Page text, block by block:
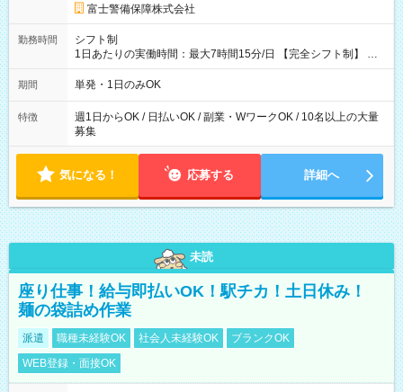
時間の場合、時給3,490円） ------------------------------------------ よ
り上位の資格取得やリーダー手当を取得すると ”さらに”加算さ
れます！ ※日当支給時振込手数料等は一切ありません。 【試用
期間】試用期間なし
富士警備保障株式会社
勤務時間
シフト制
1日あたりの実働時間：最大7時間15分/日 【完全シフト制】 例
(1) 8：00~17:00（休憩１h） 例(2) 13:00~16:00（早上がりでも
全額支給！） 例(3) 21:00~5:00（夜勤なら日当1.25倍！！）
期間 単発・1日のみOK
特徴
週1日からOK / 日払いOK / 副業・WワークOK / 10名以上の大量
募集
気になる！ 応募する 詳細へ
未読
座り仕事！給与即払いOK！駅チカ！土日休み！
麺の袋詰め作業
派遣 職種未経験OK 社会人未経験OK
ブランクOK
WEB登録・面接OK